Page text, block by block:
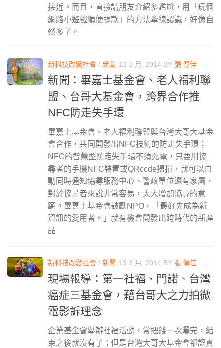
接近。而且，直接請朋友介紹多尷尬，用「玩個
網路小遊戲順便捐款」的方法牽線認識，好像自
然多了。
新科技改變社會 / 新聞 13 3 月, 2014 BY 張 傳佳
新聞：畢嘉士基金會、老人福利聯
盟、台哥大基金會，跨界合作推
NFC防走失手環
畢嘉士基金會、老人福利聯盟與台灣大哥大基金
會合作，共同開發出NFC技術的防走失手環；
NFC的智慧型防走失手環不須充電，只要用協
尋者的手機NFC裝置或QRcode掃描，就可以自
動同時通知協尋服務中心、警政單位還有家屬，
對於協尋者來說非常容易，大大增加協尋的意
願。畢嘉士基金會鼓勵NPO，「最好先成為新
資訊的愛用者。」就有機會開發出跨時代的新產
品
新科技改變社會 / 新聞 13 3 月, 2014 BY 張 傳佳
現場報導：第一社福、門諾、台灣
癌症三基金會，藉台哥大之力拍微
電影訴理念
企業基金會舉辦社福活動，常把錢一次灑完，結
束之後就沒有了；但是台灣大哥大基金會卻認真